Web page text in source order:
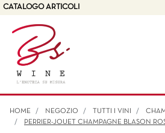
CATALOGO ARTICOLI
HOME NEGOZIO TUTTI I VINI
PERRIER-JOUET CHAMPAGNE BLASON